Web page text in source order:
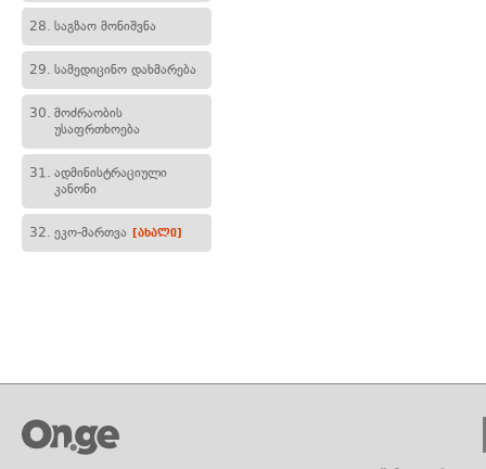
28. საგზაო მონიშვნა
29. სამედიცინო დახმარება
30. მოძრაობის
უსაფრთხოება
31. ადმინისტრაციული
კანონი
32. ეკო-მართვა [ახალი]